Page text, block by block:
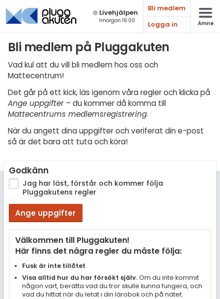
Live­hjälpen
Imorgon 16:00
Bli medlem
Logga in
Ämne
Bli medlem på Pluggakuten
Vad kul att du vill bli medlem hos oss och
Mattecentrum!
Det går på ett kick, läs igenom våra regler och klicka på
Ange uppgifter – du kommer då komma till
Mattecentrums medlemsregistrering.
När du angett dina uppgifter och veriferat din e-post
så är det bara att tuta och köra!
Godkänn
Jag har läst, förstår och kommer följa
Pluggakutens regler
Ange uppgifter
Välkommen till Pluggakuten!
Här finns det några regler du måste följa:
Fusk är inte tillåtet
Visa alltid hur du har försökt själv.Om du inte kommit
någon vart, berätta vad du tror skulle kunna fungera, och
vad du hittat när du letat i din lärobok och på nätet.
Matematik
Fysik
Biologi
Teknik & Bygg
Programmering
Engelska
Ekonomi
Övriga diskussioner